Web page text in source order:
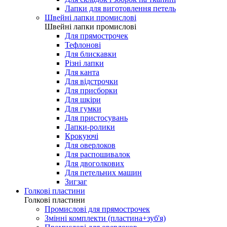
Лапки для виготовлення петель
Швейні лапки промислові
Швейні лапки промислові
Для прямострочек
Тефлонові
Для блискавки
Різні лапки
Для канта
Для відстрочки
Для присборки
Для шкіри
Для гумки
Для пристосувань
Лапки-ролики
Крокуючі
Для оверлоков
Для распошивалок
Для двоголкових
Для петельних машин
Зигзаг
Голкові пластини
Голкові пластини
Промислові для прямострочек
Змінні комплекти (пластина+зуб'я)